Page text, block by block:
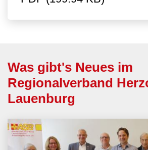
Was gibt's Neues im
Regionalverband
Lauenburg